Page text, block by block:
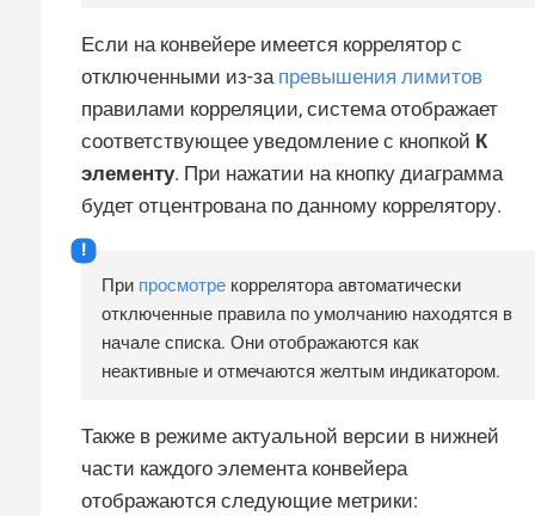
Если на конвейере имеется коррелятор с
отключенными из-за превышения лимитов
правилами корреляции, система отображает
соответствующее уведомление с кнопкой К
элементу. При нажатии на кнопку диаграмма
будет отцентрована по данному коррелятору.
При просмотре коррелятора автоматически
отключенные правила по умолчанию находятся в
начале списка. Они отображаются как
неактивные и отмечаются желтым индикатором.
Также в режиме актуальной версии в нижней
части каждого элемента конвейера
отображаются следующие метрики: